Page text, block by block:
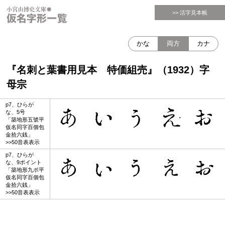
>> 活字見本帳
『名刺と葉書用見本 特価組売』（1932）字
母宗
かな 両方 カナ
p7、ひらが
な、5号
「築地形五號平
仮名同字百個包
金拾六銭」
>>50音表表示
p7、ひらが
な、9ポイント
「築地形九ポ平
仮名同字百個包
金拾六銭」
>>50音表表示